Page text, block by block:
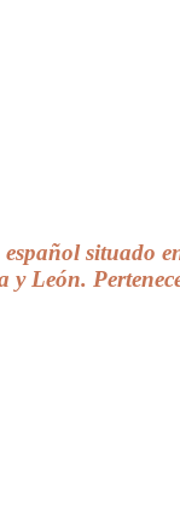
situado
y León.